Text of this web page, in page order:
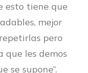
esto tiene que
mejor
pero
que les demos
se supone”.